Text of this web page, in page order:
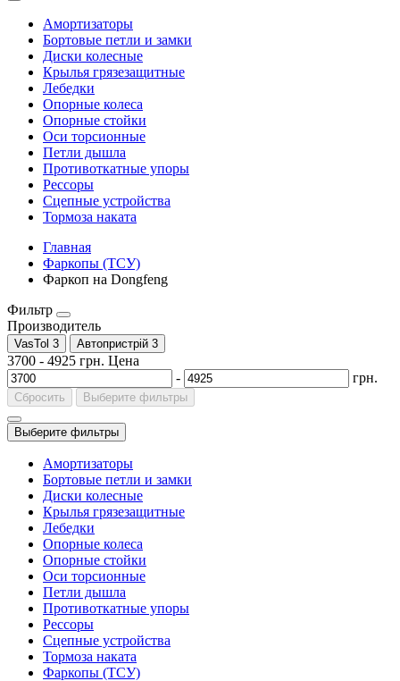
Амортизаторы
Бортовые петли и замки
Диски колесные
Крылья грязезащитные
Лебедки
Опорные колеса
Опорные стойки
Оси торсионные
Петли дышла
Противоткатные упоры
Рессоры
Сцепные устройства
Тормоза наката
Главная
Фаркопы (ТСУ)
Фаркоп на Dongfeng
Фильтр
Производитель
VasTol 3 Автопристрій 3
3700 - 4925 грн. Цена
-
грн.
Сбросить Выберите фильтры
Выберите фильтры
Амортизаторы
Бортовые петли и замки
Диски колесные
Крылья грязезащитные
Лебедки
Опорные колеса
Опорные стойки
Оси торсионные
Петли дышла
Противоткатные упоры
Рессоры
Сцепные устройства
Тормоза наката
Фаркопы (ТСУ)